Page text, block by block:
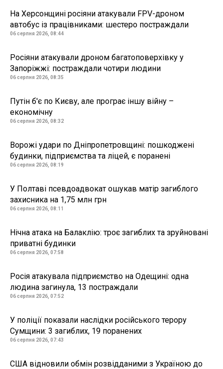
На Херсонщині росіяни атакували FPV-дроном
автобус із працівниками: шестеро постраждали
06 серпня 2026, 08:44
Росіяни атакували дроном багатоповерхівку у
Запоріжжі: постраждали чотири людини
06 серпня 2026, 08:35
Путін б'є по Києву, але програє іншу війну –
економічну
06 серпня 2026, 08:32
Ворожі удари по Дніпропетровщині: пошкоджені
будинки, підприємства та ліцей, є поранені
06 серпня 2026, 08:19
У Полтаві псевдоадвокат ошукав матір загиблого
захисника на 1,75 млн грн
06 серпня 2026, 08:11
Нічна атака на Балаклію: троє загиблих та зруйновані
приватні будинки
06 серпня 2026, 07:58
Росія атакувала підприємство на Одещині: одна
людина загинула, 13 постраждали
06 серпня 2026, 07:52
У поліції показали наслідки російського терору
Сумщини: 3 загиблих, 19 поранених
06 серпня 2026, 07:43
США відновили обмін розвідданими з Україною до